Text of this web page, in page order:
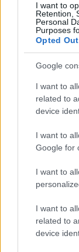
I want to
Retention,
Personal
Purposes
Opted Out
Google
I want to
related to
device
I want to
Google for
I want to
I want to
related to
device